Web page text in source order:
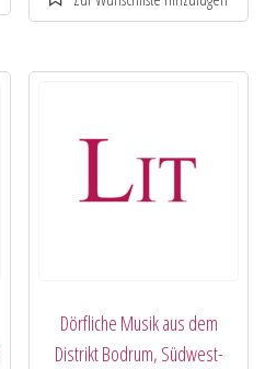
Dörfliche Musik aus dem
Distrikt Bodrum, Südwest-